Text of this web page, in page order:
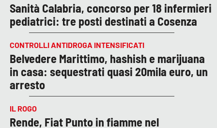
Sanità Calabria, concorso per 18 infermieri
pediatrici: tre posti destinati a Cosenza
CONTROLLI ANTIDROGA INTENSIFICATI
Belvedere Marittimo, hashish e marijuana
in casa: sequestrati quasi 20mila euro, un
arresto
IL ROGO
Rende, Fiat Punto in fiamme nel